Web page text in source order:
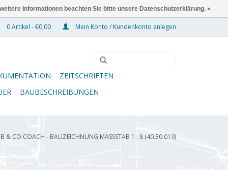
0 Artikel - €0,00 Mein Konto / Kundenkonto anlegen
ZEITSCHRIFTEN
BAUBESCHREIBUNGEN
& CO COACH - BAUZEICHNUNG MASSSTAB 1 : 8 (40.30.019)
Informationen beachten Sie bitte unsere Datenschutzerklärung. »